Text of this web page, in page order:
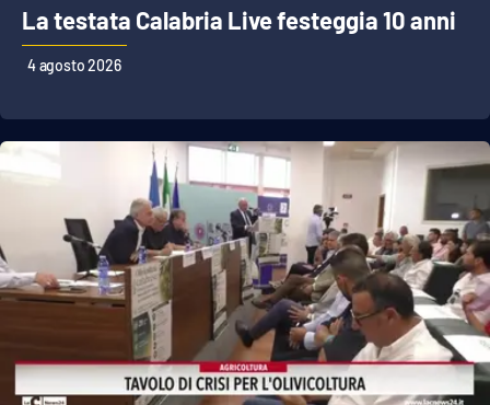
La testata Calabria Live festeggia 10 anni
4 agosto 2026